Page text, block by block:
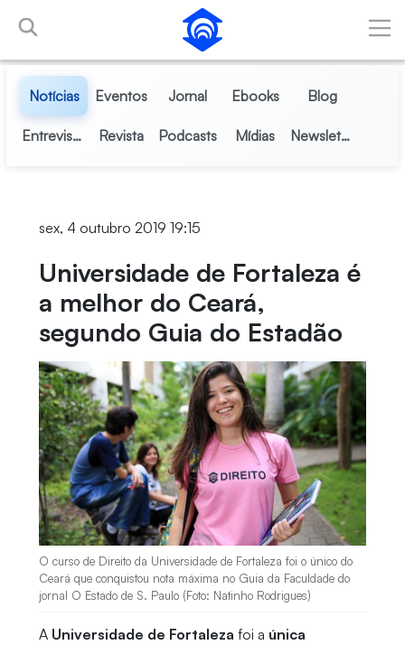
Pular para o Conteúdo principal
Notícias Eventos Jornal Ebooks Blog
Entrevistas Revista Podcasts Mídias Newsletter
sex, 4 outubro 2019 19:15
Universidade de Fortaleza é
a melhor do Ceará,
segundo Guia do Estadão
O curso de Direito da Universidade de Fortaleza foi o único do
Ceará que conquistou nota máxima no Guia da Faculdade do
jornal O Estado de S. Paulo (Foto: Natinho Rodrigues)
A Universidade de Fortaleza foi a única